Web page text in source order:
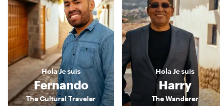
HolaJe suis
Fernando
The Cultural Traveler
Hola Je suis
Harry
The Wanderer